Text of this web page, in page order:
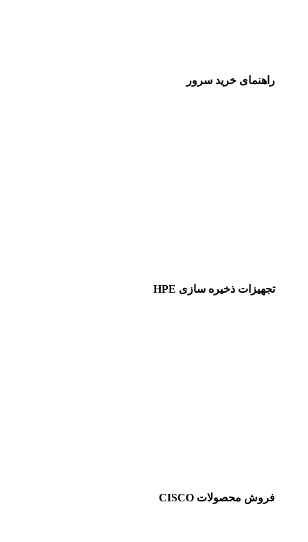
راهنمای خرید سرور
تجهیزات ذخیره سازی HPE
فروش محصولات CISCO